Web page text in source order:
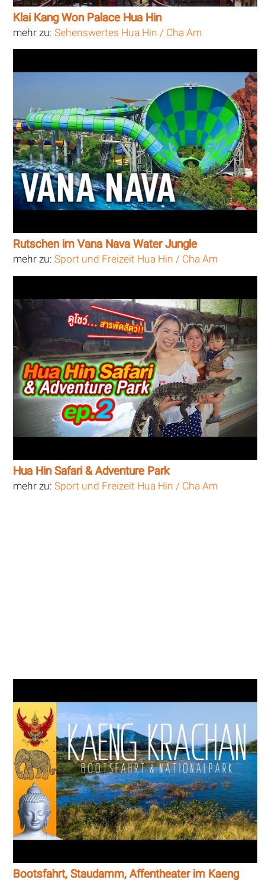
Klai Kang Won Palace Hua Hin
mehr zu:Sehenswertes Hua Hin / Cha Am
Rutschen im Vana Nava Water Jungle
mehr zu:Sport und Freizeit Hua Hin / Cha Am
Hua Hin Safari & Adventure Park
mehr zu:Sport und Freizeit Hua Hin / Cha Am
Bootsfahrt, Staudamm, Affentheater im Kaeng